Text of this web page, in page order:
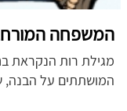
המשפחה
מגילת רות הנקראת
המושתתים על הבנה,